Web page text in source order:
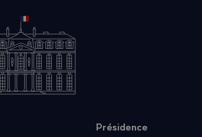
EUROPEENNES
FRANCO - ITALIENNES` PAUL AMAR
EST-CE QUE L'INQUIETUDE
DE LEUR ADHESION AU SYSTEME
PAR LES ENTRETIENS QUE VOUS AVEZ
EN EUROPE. JE CONSIDERE A CET
Présidence